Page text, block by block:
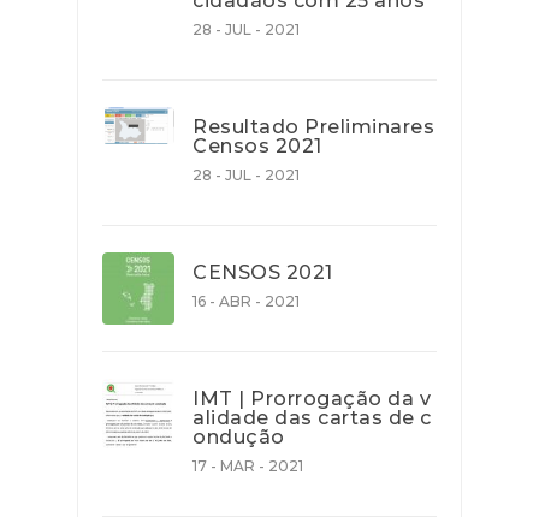
28 - JUL - 2021
Resultado Preliminares
Censos 2021
28 - JUL - 2021
CENSOS 2021
16 - ABR - 2021
IMT | Prorrogação da v
alidade das cartas de c
ondução
17 - MAR - 2021